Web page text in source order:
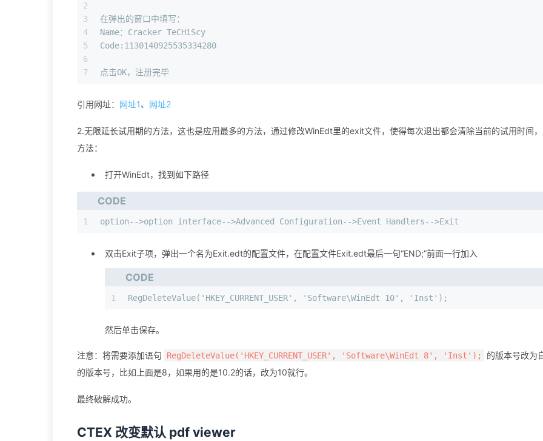
2
3
4
5
6
7
在弹出的窗口中填写：
Name：Cracker TeCHiScy
Code:1130140925535334280
点击OK，注册完毕
引用网址： 网址1、 网址2
2.无限延长试用期的方法，这也是应用最多的方法，通过修改WinEdt里的exit文件，使得每次退出都会清除当前的试用时间
方法：
打开WinEdt，找到如下路径
CODE
1 option-->option interface-->Advanced Configuration-->Event Handlers-->Exit
双击Exit子项，弹出一个名为Exit.edt的配置文件，在配置文件Exit.edt最后一句“END;”前面一行加入
CODE
1 RegDeleteValue('HKEY_CURRENT_USER', 'Software\WinEdt 10', 'Inst');
然后单击保存。
注意：将需要添加语句 RegDeleteValue('HKEY_CURRENT_USER', 'Software\WinEdt 8', 'Inst');
的版本号改为
的版本号，比如上面是8，如果用的是10.2的话，改为10就行。
最终破解成功。
CTEX 改变默认 pdf viewer